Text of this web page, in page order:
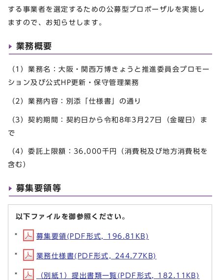
する事業者を選定するための公募型プロポーザルを実施し
ますので、お知らせします。
業務概要
（1）業務名：大阪・関西万博きょうと推進委員会プロモー
ション及び公式HP更新・保守管理業務
（2）業務内容：別添「仕様書」の通り
（3）契約期間：契約日から令和8年3月27日（金曜日）ま
で
（4）委託上限額：36,000千円（消費税及び地方消費税を
含む）
募集要領等
以下ファイルを御参照ください。
募集要領(PDF形式, 196.81KB)
業務仕様書(PDF形式, 244.77KB)
（別紙1）提出書類一覧(PDF形式, 182.11KB)